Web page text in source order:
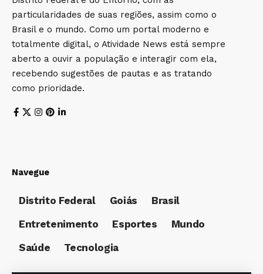
particularidades de suas regiões, assim como o
Brasil e o mundo. Como um portal moderno e
totalmente digital, o Atividade News está sempre
aberto a ouvir a população e interagir com ela,
recebendo sugestões de pautas e as tratando
como prioridade.
Navegue
Distrito Federal Goiás
Brasil
Entretenimento
Esportes
Mundo
Saúde
Tecnologia